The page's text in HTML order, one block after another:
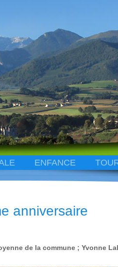
ENFANCE
anniversaire
de la commune ; Yvonne